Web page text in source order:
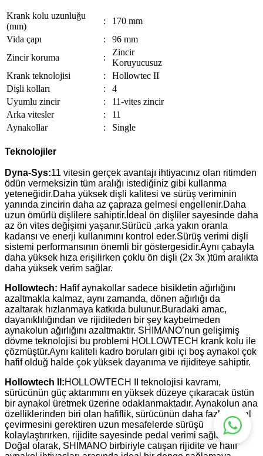
Krank kolu uzunluğu
(mm)
:
170 mm
Vida çapı
:
96 mm
Zincir koruma
:
Zincir
Koruyucusuz
Krank teknolojisi
:
Hollowtec II
Dişli kolları
:
4
Uyumlu zincir
:
11-vites zincir
Arka vitesler
:
11
Aynakollar
: Single
Teknolojiler
Dyna-Sys:11 vitesin gerçek avantajı ihtiyacınız olan ritimden
ödün vermeksizin tüm aralığı istediğiniz gibi kullanma
yeteneğidir.Daha yüksek dişli kalitesi ve sürüş veriminin
yanında zincirin daha az çapraza gelmesi engellenir.Daha
uzun ömürlü dişlilere sahiptir.İdeal ön dişliler sayesinde daha
az ön vites değişimi yaşanır.Sürücü ,arka yakın oranla
kadansı ve enerji kullanımını kontrol eder.Sürüş verimi dişli
sistemi performansının önemli bir göstergesidir.Aynı çabayla
daha yüksek hıza erişilirken çoklu ön dişli (2x 3x )tüm aralıkta
daha yüksek verim sağlar.
Hollowtech: Hafif aynakollar sadece bisikletin ağırlığını
azaltmakla kalmaz, aynı zamanda, dönen ağırlığı da
azaltarak hızlanmaya katkıda bulunur.Buradaki amac,
dayanıklılığından ve rijiditeden bir şey kaybetmeden
aynakolun ağırlığını azaltmaktır. SHIMANO’nun gelişimiş
dövme teknolojisi bu problemi HOLLOWTECH krank kolu ile
çözmüştür.Aynı kaliteli kadro boruları gibi içi boş aynakol çok
hafif olduğ halde çok yüksek dayanıma ve rijiditeye sahiptir.
Hollowtech II:HOLLOWTECH II teknolojisi kavramı,
sürücünün güç aktarımını en yüksek düzeye çıkaracak üstün
bir aynakol üretmek üzerine odaklanmaktadır. Aynakolun ana
özelliklerinden biri olan hafiflik, sürücünün daha fazla pedal
çevirmesini gerektiren uzun mesafelerde sürüşü
kolaylaştırırken, rijidite sayesinde pedal verimi sağlanır.
Doğal olarak, SHIMANO birbiriyle catışan rijidite ve hafif